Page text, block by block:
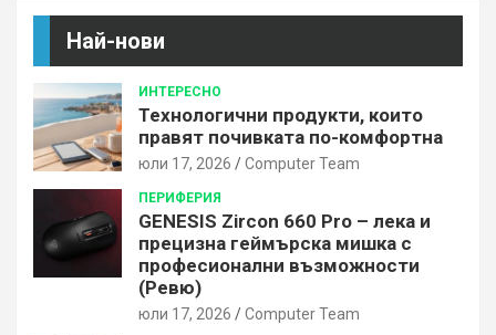
Най-нови
ИНТЕРЕСНО
Технологични продукти, които
правят почивката по-комфортна
юли 17, 2026 Computer Team
ПЕРИФЕРИЯ
GENESIS Zircon 660 Pro – лека и
прецизна геймърска мишка с
професионални възможности
(Ревю)
юли 17, 2026 Computer Team